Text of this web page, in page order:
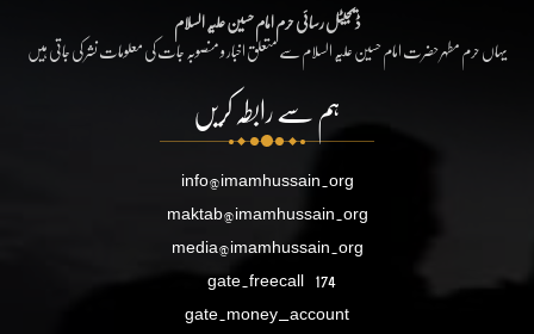
ڈیجیٹل رسائی حرم امام حسین علیہ السلام
یہاں حرم مطہر حضرت امام حسین علیہ السلام سے متعلق اخبار و منصوبہ جات کی معلومات نشر کی جاتی ہیں
ہم سے رابطہ کریں
info@imamhussain.org
maktab@imamhussain.org
media@imamhussain.org
gate.freecall 174
gate.money_account